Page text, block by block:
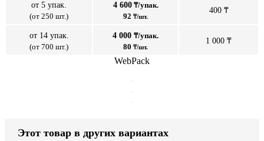
от 5 упак.
(от 250 шт.)
4 600₸/упак.
92 ₸/шт.
400 ₸
от 14 упак.
(от 700 шт.)
4 000 ₸/упак.
80 ₸/шт.
1 000 ₸
WebPack
Этот товар в других вариантах